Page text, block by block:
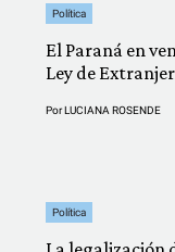
Política
El Paraná en
Ley de
PorLUCIANA ROSENDE
Política